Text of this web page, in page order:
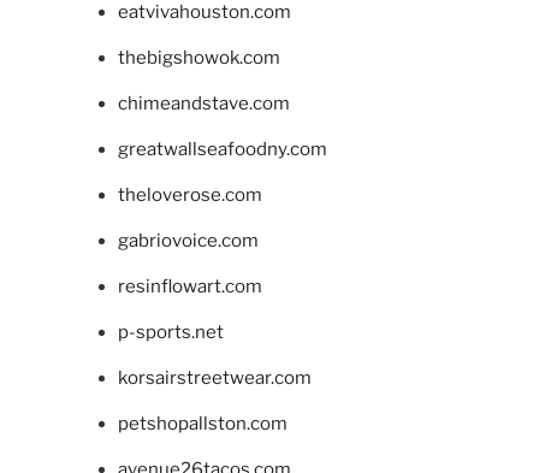
eatvivahouston.com
thebigshowok.com
chimeandstave.com
greatwallseafoodny.com
theloverose.com
gabriovoice.com
resinflowart.com
p-sports.net
korsairstreetwear.com
petshopallston.com